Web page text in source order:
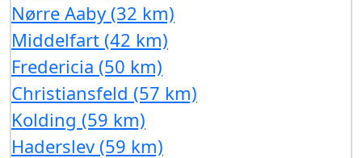
Nørre Aaby (32 km)
Middelfart (42 km)
Fredericia (50 km)
Christiansfeld (57 km)
Kolding (59 km)
Haderslev (59 km)